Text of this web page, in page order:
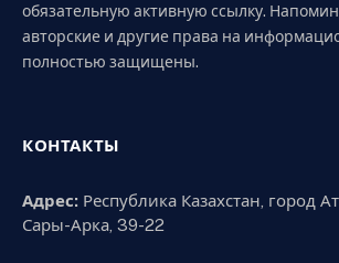
обязательную активную ссылку.
авторские и другие права на
полностью защищены.
КОНТАКТЫ
Адрес: Республика Казахстан, город
Сары-Арка, 39-22